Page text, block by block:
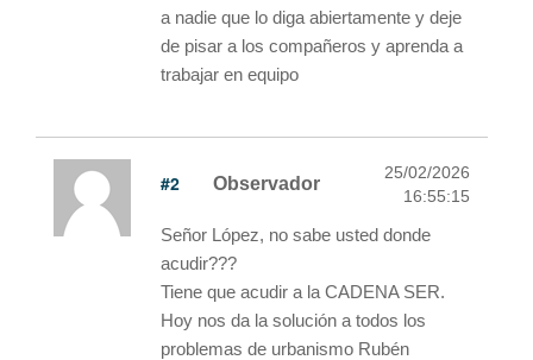
a nadie que lo diga abiertamente y deje
de pisar a los compañeros y aprenda a
trabajar en equipo
#2 Observador
25/02/2026
16:55:15
Señor López, no sabe usted donde
acudir???
Tiene que acudir a la CADENA SER.
Hoy nos da la solución a todos los
problemas de urbanismo Rubén